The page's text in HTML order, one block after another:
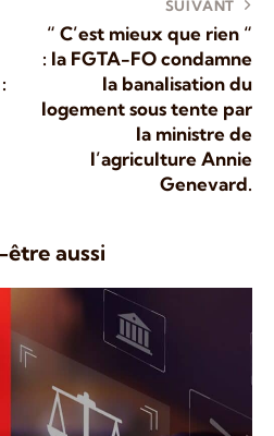
SUIVANT
“ C’est mieux que rien “
: la FGTA-FO condamne
la banalisation du
logement sous tente par
la ministre de
l’agriculture Annie
Genevard.
aussi